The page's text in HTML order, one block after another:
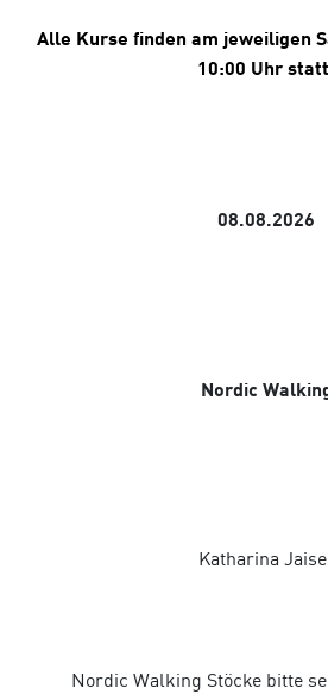
Alle Kurse finden am jeweiligen
10:00 Uhr
08.08.2026
Nordic
Katharina
Nordic Walking Stöcke bitte